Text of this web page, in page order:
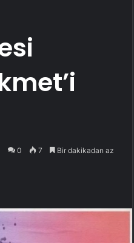
0 7 Bir dakikadan az